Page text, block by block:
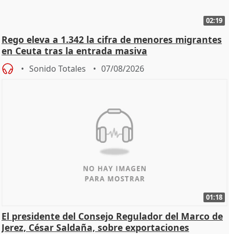
02:19
Rego eleva a 1.342 la cifra de menores migrantes
en Ceuta tras la entrada masiva
Sonido Totales 07/08/2026
01:18
El presidente del Consejo Regulador del Marco de
Jerez, César Saldaña, sobre exportaciones